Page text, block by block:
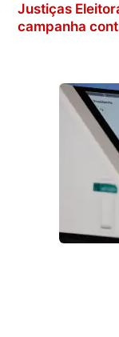
Justiças
campanha